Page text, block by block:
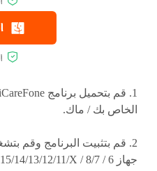
الخاص بك / ماك.
جهاز iPhone 15/14/13/12/11/X / 8/7 / 6 وغيره